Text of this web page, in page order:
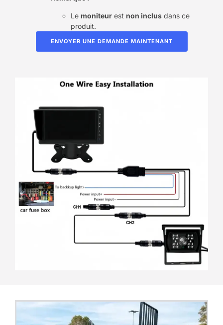
Le moniteur est non inclus dans ce
produit.
ENVOYER UNE DEMANDE MAINTENANT